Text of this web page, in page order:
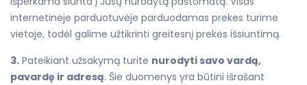
internetinėje parduotuvėje parduodamas prekes turime
vietoje, todėl galime užtikrinti greitesnį prekės išsiuntimą.
3. Pateikiant užsakymą turite nurodyti savo vardą,
pavardę ir adresą. Šie duomenys yra būtini išrašant